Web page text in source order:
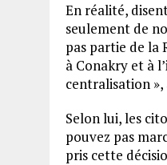
En réalité,
seulement de
pas partie de la
à Conakry et à
centralisation
Selon lui, les
pouvez pas
pris cette